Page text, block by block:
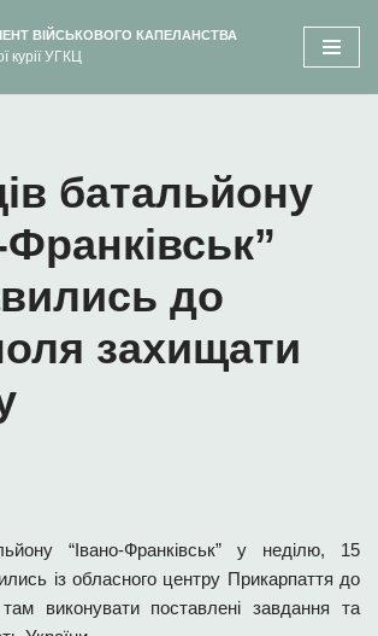
ВІЙСЬКОВОГО КАПЕЛАНСТВА
курії УГКЦ
батальйону
Франківськ”
до
захищати
“Івано-Франківськ” у неділю, 15
із обласного центру Прикарпаття до
виконувати поставлені завдання та